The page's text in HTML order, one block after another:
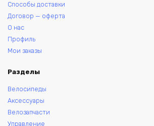
Способы доставки
Договор — оферта
О нас
Профиль
Мои заказы
Разделы
Велосипеды
Аксессуары
Велозапчасти
Управление